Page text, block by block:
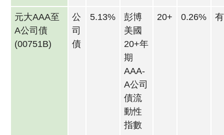
元大AAA至
A公司債
(00751B)
公
司
債
5.13%
彭博
美國
20+年
期
AAA-
A公司
債流
動性
指數
20+ 0.26% 有